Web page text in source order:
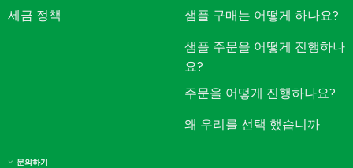
세금 정책 샘플 구매는 어떻게 하나요?
샘플 주문을 어떻게 진행하나
요?
주문을 어떻게 진행하나요?
왜 우리를 선택 했습니까
문의하기